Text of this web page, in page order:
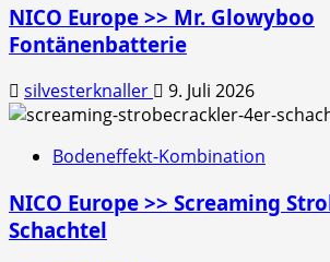
NICO Europe >> Mr. Glowyboo
Fontänenbatterie
silvesterknaller 9. Juli 2026
Bodeneffekt-Kombination
NICO Europe >> Screaming
Schachtel